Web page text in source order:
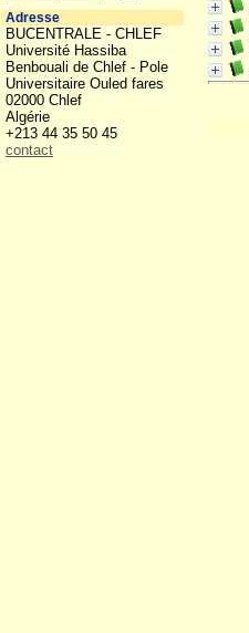
Adresse
BUCENTRALE - CHLEF
Université Hassiba
Benbouali de Chlef - Pole
Universitaire Ouled fares
02000 Chlef
Algérie
+213 44 35 50 45
contact